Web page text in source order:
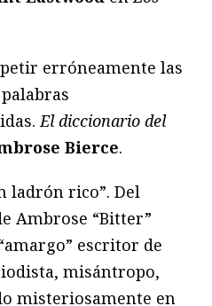
erróneamente las
El diccionario del
Bierce.
ladrón rico”. Del
Ambrose “Bitter”
escritor de
misántropo,
misteriosamente en